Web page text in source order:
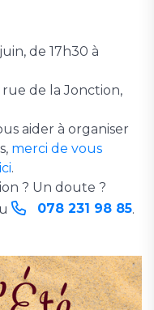
de 17h30 à
rue de la Jonction,
aider à organiser
merci de vous
.
? Un doute ?
078 231 98 85.